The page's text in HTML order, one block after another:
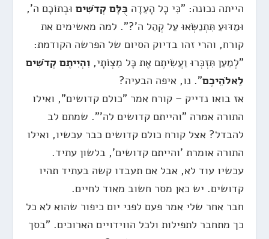
הייתה נכונה: "כִּי כָל הָעֵדָה כֻּלָּם קְדֹשִׁים וּבְתוֹכָם ה',
וּמַדּוּעַ תִּתְנַשְּׂאוּ עַל קְהַל ה'?". למה מאשימים את
קורח, והרי זהו בדיוק הסיום של הפרשה הקודמת:
"לְמַעַן תִּזְכְּרוּ וַעֲשִׂיתֶם אֶת כָּל מִצְו‍ֹתָי, וִהְיִיתֶם קְדֹשִׁים
לֵאלֹהֵיכֶם". נו, איפה הבעיה?
אז בואו נדייק – קורח אמר "כולם קדושים", ואילו
התורה אמרה "והייתם קדושים לה'". שמתם לב
להבדל? אצל קורח כולם קדושים כבר עכשיו, ואילו
התורה אומרת 'והייתם קדושים', בלשון עתיד.
עכשיו עוד לא, אבל אם תעבדו קשה בעתיד תהיו
קדושים. יש כאן מסר חשוב מאוד לחיים.
חבר אחר שלי אמר פעם לפני יום כיפור שהוא לא כל
כך מתחבר לתפילות ולכל הווידויים הארוכים. "בסך